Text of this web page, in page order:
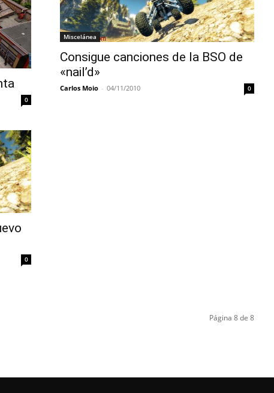
0
Miscelánea
Consigue canciones de la BSO de
«nail’d»
Carlos Moio - 04/11/2010 0
0
Página 8 de 8